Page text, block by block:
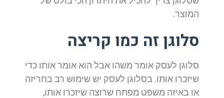
המוצר.
סלוגן זה כמו קריצה
סלוגן לעסק אומר משהו אבל הוא אומר אותו כדי
שיזכרו אותו. בסלוגן לעסק יש שימוש רב בחריזה
או באיזה משפט מפתח שרוצה שיזכרו אותו,